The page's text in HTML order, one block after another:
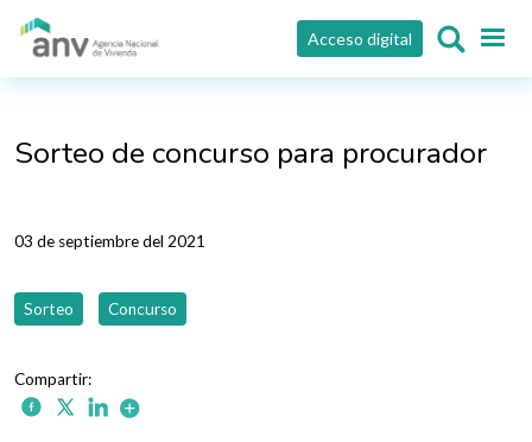
Pasar al contenido principal
Acceso digital
Sorteo de concurso para procurador
03 de septiembre del 2021
Sorteo Concurso